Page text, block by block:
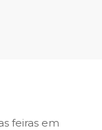
feiras em